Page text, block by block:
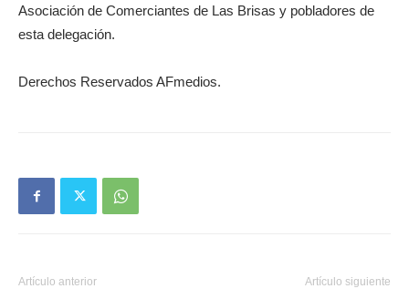
Asociación de Comerciantes de Las Brisas y pobladores de
esta delegación.
Derechos Reservados AFmedios.
Artículo anterior Artículo siguiente